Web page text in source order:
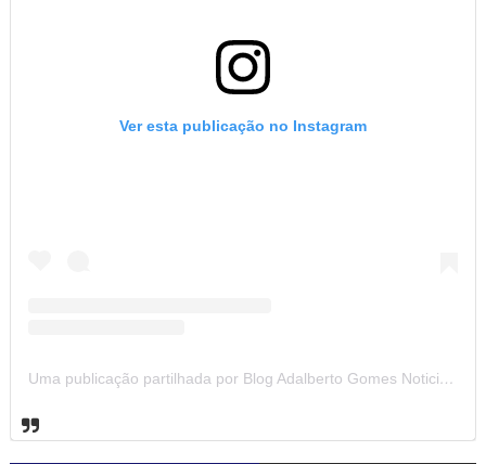
Ver esta publicação no Instagram
Uma publicação partilhada por Blog Adalberto Gomes Noticias (@blogadalbertogomesnoticiass)